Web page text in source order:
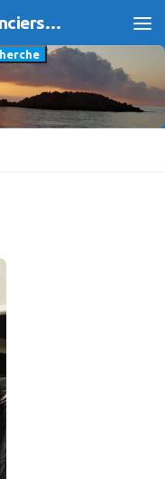
APAC Association des Plaisanciers d'Agde et du Cap